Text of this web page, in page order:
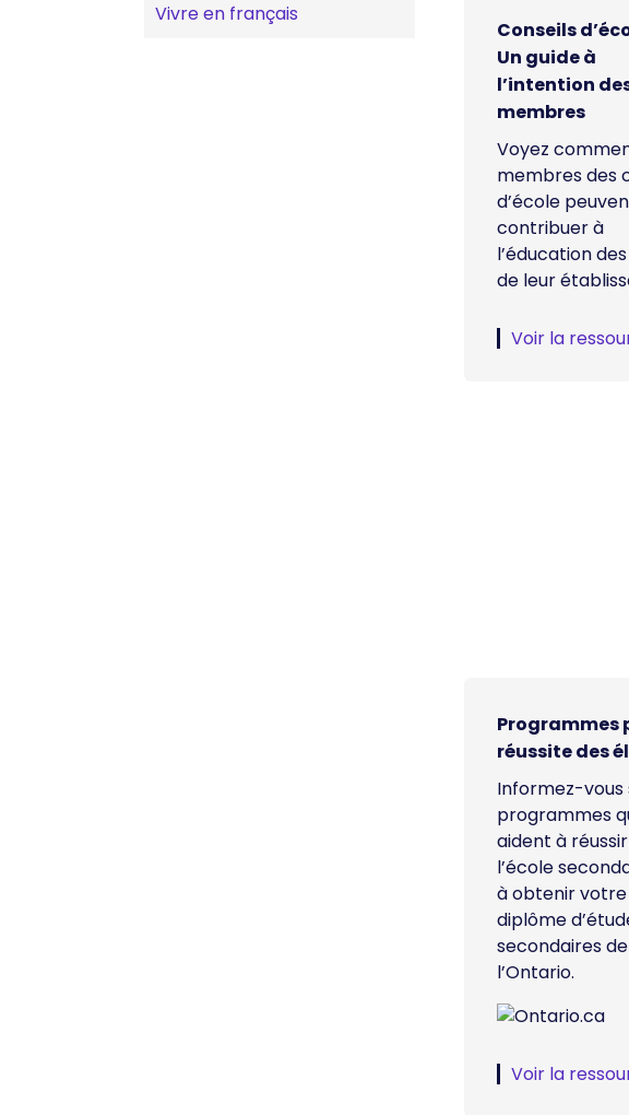
Vivre en français
Conseils
Un guide à
l’intention
membres
Voyez
membres des
d’école
contribuer à
l’éducation
de leur
Voir la
Programmes
réussite des
Informez-vous
programmes
aident à
l’école
à obtenir votre
diplôme
secondaires de
l’Ontario.
Voir la